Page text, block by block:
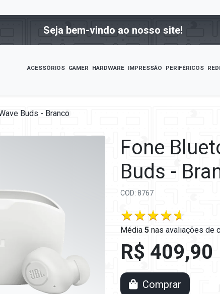
Seja bem-vindo ao nosso site!
ACESSÓRIOS
GAMER HARDWARE IMPRESSÃO PERIFÉRICOS
Buds - Branco
Fone
Buds -
COD: 8767
Média 5 nas avaliações de
R$ 409,90
Comprar